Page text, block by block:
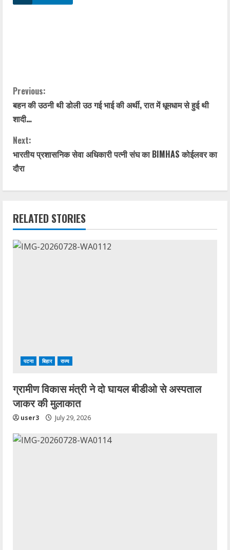
C
o
n
t
u
e
g
Previous:
बहन की उठनी थी डोली उठ गई भाई की अर्थी, रात में धूमधाम से हुई थी
शादी…
Next:
भारतीय प्रशासनिक सेवा अधिकारी पत्नी संघ का BIMHAS कोईलवर का
दौरा
RELATED STORIES
पटना बिहार राज्य
ग्रामीण विकास मंत्री ने दो घायल बीडीओ से अस्पताल
जाकर की मुलाकात
user3 July 29, 2026